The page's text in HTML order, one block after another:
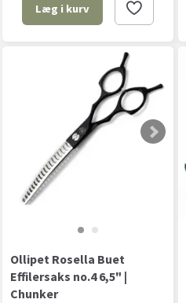
Læg i kurv
Ollipet Rosella Buet
Effilersaks no.4 6,5" |
Chunker